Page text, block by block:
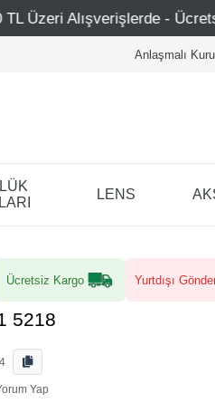
- Ücretsiz Kargo
Anlaşmalı
LENS
Ücretsiz Kargo Yurtdışı
5218
Yap